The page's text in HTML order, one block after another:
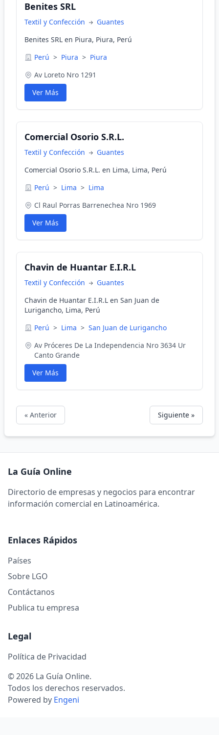
Benites SRL
Textil y Confección
Guantes
Benites SRL en Piura, Piura, Perú
Perú > Piura > Piura
Av Loreto Nro 1291
Ver Más
Comercial Osorio S.R.L.
Textil y Confección
Guantes
Comercial Osorio S.R.L. en Lima, Lima, Perú
Perú > Lima > Lima
Cl Raul Porras Barrenechea Nro 1969
Ver Más
Chavin de Huantar E.I.R.L
Textil y Confección
Guantes
Chavin de Huantar E.I.R.L en San Juan de
Lurigancho, Lima, Perú
Perú > Lima > San Juan de Lurigancho
Av Próceres De La Independencia Nro 3634 Ur
Canto Grande
Ver Más
« Anterior Siguiente »
La Guía Online
Directorio de empresas y negocios para encontrar
información comercial en Latinoamérica.
Enlaces Rápidos
Países
Sobre LGO
Contáctanos
Publica tu empresa
Legal
Política de Privacidad
© 2026 La Guía Online.
Todos los derechos reservados.
Powered by Engeni